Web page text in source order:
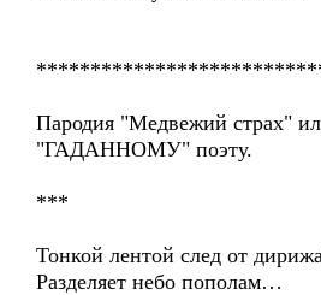
Пародия "Медвежий страх"
"ГАДАННОМУ" поэту.
***
Тонкой лентой след от
Разделяет небо пополам…